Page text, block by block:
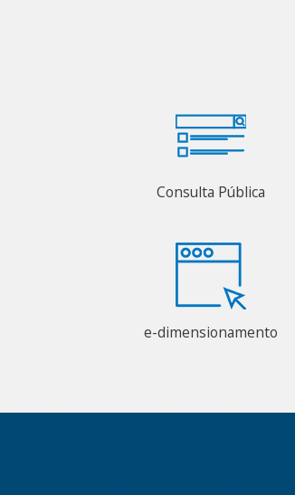
Consulta Pública
e-dimensionamento